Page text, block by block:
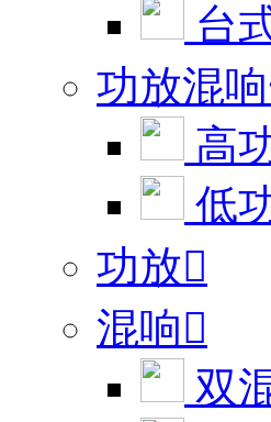
台
功放混
高
低
功放
混响
双